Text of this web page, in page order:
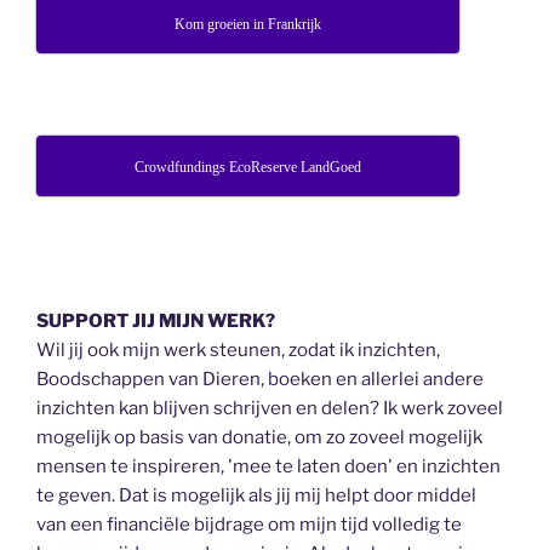
Kom groeien in Frankrijk
Crowdfundings EcoReserve LandGoed
SUPPORT JIJ MIJN WERK?
Wil jij ook mijn werk steunen, zodat ik inzichten,
Boodschappen van Dieren, boeken en allerlei andere
inzichten kan blijven schrijven en delen? Ik werk zoveel
mogelijk op basis van donatie, om zo zoveel mogelijk
mensen te inspireren, 'mee te laten doen' en inzichten
te geven. Dat is mogelijk als jij mij helpt door middel
van een financiële bijdrage om mijn tijd volledig te